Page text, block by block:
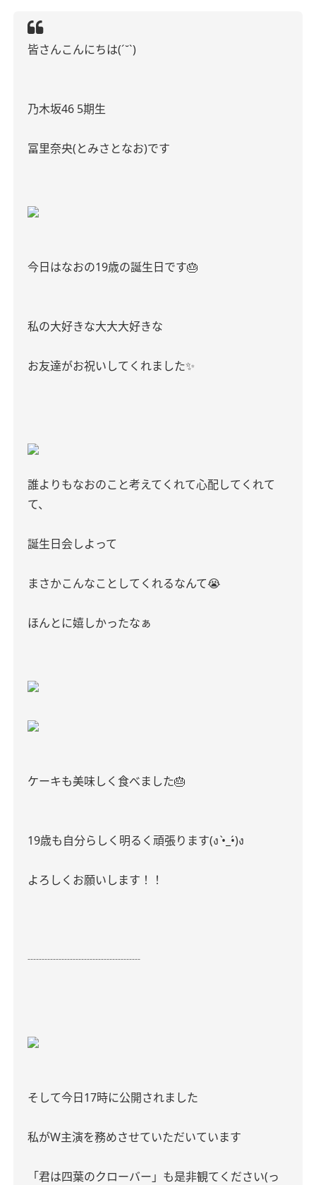
皆さんこんにちは(´˘`)
乃木坂46 5期生
冨里奈央(とみさとなお)です
今日はなおの19歳の誕生日です🎂
私の大好きな大大大好きな
お友達がお祝いしてくれました✨️
誰よりもなおのこと考えてくれて心配してくれて
て、
誕生日会しよって
まさかこんなことしてくれるなんて😭
ほんとに嬉しかったなぁ
ケーキも美味しく食べました🎂
19歳も自分らしく明るく頑張ります(ง •̀_•́)ง
よろしくお願いします！！
┈┈┈┈┈┈┈┈┈┈
そして今日17時に公開されました
私がW主演を務めさせていただいています
「君は四葉のクローバー」も是非観てください‪(っ